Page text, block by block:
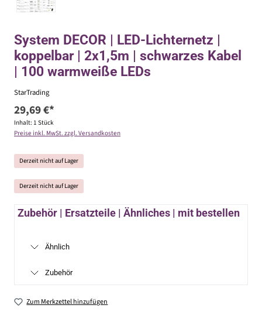
System DECOR | LED-Lichternetz |
koppelbar | 2x1,5m | schwarzes Kabel
| 100 warmweiße LEDs
StarTrading
29,69 €*
Inhalt: 1 Stück
Preise inkl. MwSt. zzgl. Versandkosten
Derzeit nicht auf Lager
Derzeit nicht auf Lager
Zubehör | Ersatzteile | Ähnliches | mit bestellen
Ähnlich
Zubehör
Zum Merkzettel hinzufügen